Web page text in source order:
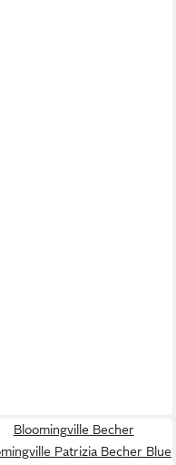
Bloomingville Becher
Patrizia Becher Blue